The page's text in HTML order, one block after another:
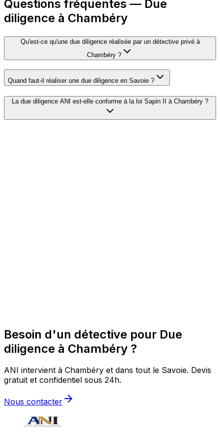
Questions fréquentes — Due
diligence à Chambéry
Qu'est-ce qu'une due diligence réalisée par un détective privé à
Chambéry ?
Quand faut-il réaliser une due diligence en Savoie ?
La due diligence ANI est-elle conforme à la loi Sapin II à Chambéry ?
Besoin d'un détective pour Due
diligence à Chambéry ?
ANI intervient à Chambéry et dans tout le Savoie. Devis
gratuit et confidentiel sous 24h.
Nous contacter